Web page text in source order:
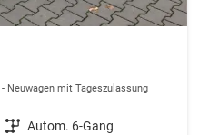
Neuwagen mit Tageszulassung
Getriebe Autom. 6-Gang